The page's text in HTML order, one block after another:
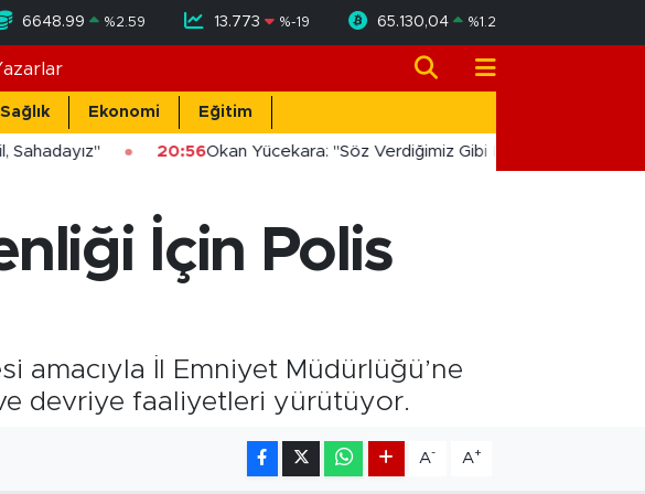
6648.99 %2.59 13.773 %-19 65.130,04 %1.2
Sağlık Ekonomi Eğitim
20:56Okan Yücekara: "Söz Verdiğimiz Gibi Masada Değil,
İçin Polis
amacıyla İl Emniyet Müdürlüğü’ne
devriye faaliyetleri yürütüyor.
A- A+